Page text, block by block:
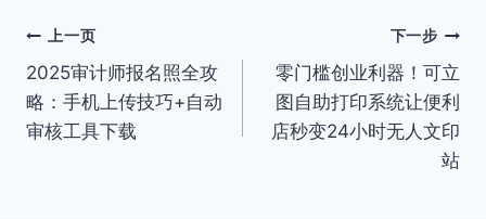
文
章
导
上一页
2025审计师报名照全攻
略：手机上传技巧+自动
审核工具下载
下一步
零门槛创业利器！可立
图自助打印系统让便利
店秒变24小时无人文印
站